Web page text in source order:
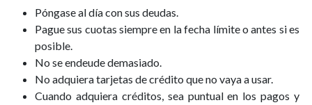
Póngase al día con sus deudas.
Pague sus cuotas siempre en la fecha límite o antes si es
posible.
No se endeude demasiado.
No adquiera tarjetas de crédito que no vaya a usar.
Cuando adquiera créditos, sea puntual en los pagos y